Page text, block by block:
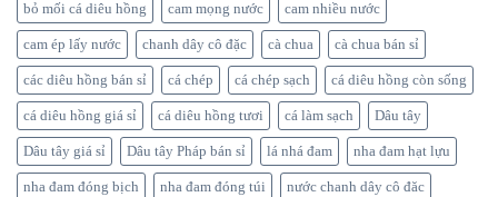
bỏ mối cá diêu hồng cam mọng nước cam nhiều nước
cam ép lấy nước chanh dây cô đặc cà chua cà chua bán sỉ
các diêu hồng bán sỉ cá chép cá chép sạch cá diêu hồng còn sống
cá diêu hồng giá sỉ cá diêu hồng tươi cá làm sạch Dâu tây
Dâu tây giá sỉ Dâu tây Pháp bán sỉ lá nhá đam nha đam hạt lựu
nha đam đóng bịch nha đam đóng túi nước chanh dây cô đăc